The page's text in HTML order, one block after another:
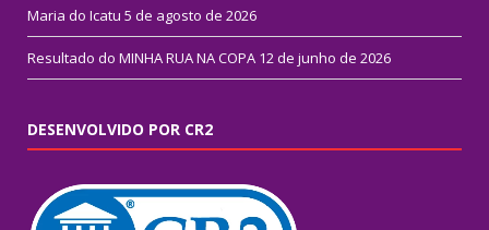
Maria do Icatu 5 de agosto de 2026
Resultado do MINHA RUA NA COPA 12 de junho de 2026
DESENVOLVIDO POR CR2